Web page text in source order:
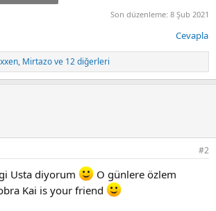
Son düzenleme: 8 Şub 2021
Cevapla
, Mirtazove 12 diğerleri
#2
Usta diyorum
O günlere özlem
Kai is your friend